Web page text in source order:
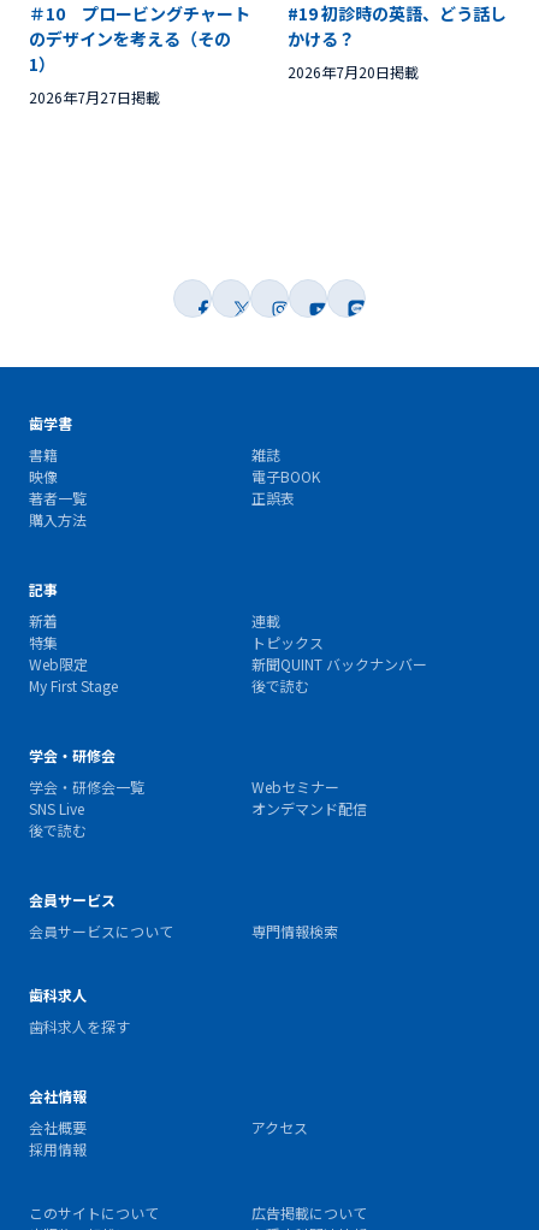
＃10 プロービングチャート
のデザインを考える（その
1）
2026年7月27日掲載
#19 初診時の英語、どう話し
かける？
2026年7月20日掲載
歯学書
書籍
雑誌
映像
電子BOOK
著者一覧
正誤表
購入方法
記事
新着
連載
特集
トピックス
Web限定
新聞QUINT バックナンバー
My First Stage
後で読む
学会・研修会
学会・研修会一覧
Webセミナー
SNS Live
オンデマンド配信
後で読む
会員サービス
会員サービスについて
専門情報検索
歯科求人
歯科求人を探す
会社情報
会社概要
アクセス
採用情報
このサイトについて
広告掲載について